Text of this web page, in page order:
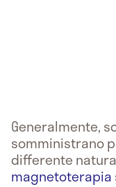
Generalmente,
somministrano
differente
magnetoterapia